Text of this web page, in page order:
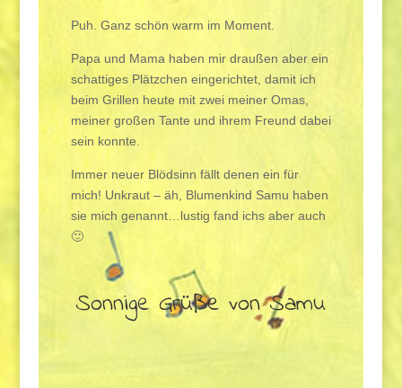
Puh. Ganz schön warm im Moment.
Papa und Mama haben mir draußen aber ein
schattiges Plätzchen eingerichtet, damit ich
beim Grillen heute mit zwei meiner Omas,
meiner großen Tante und ihrem Freund dabei
sein konnte.
Immer neuer Blödsinn fällt denen ein für
mich! Unkraut – äh, Blumenkind Samu haben
sie mich genannt…lustig fand ichs aber auch
🙂
Sonnige Grüße von Samu